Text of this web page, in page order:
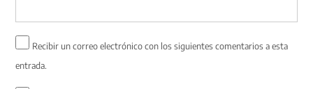
Recibir un correo electrónico con los siguientes comentarios a esta
entrada.